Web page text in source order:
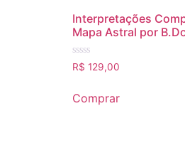
Interpretações
Mapa Astral por
Avaliação
0
5
R$ 129,00
Comprar